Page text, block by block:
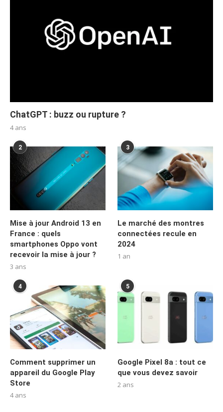
ChatGPT : buzz ou rupture ?
4 ans
2
Mise à jour Android 13 en
France : quels
smartphones Oppo vont
recevoir la mise à jour ?
3 ans
3
Le marché des montres
connectées recule en
2024
1 an
4
Comment supprimer un
appareil du Google Play
Store
4 ans
5
Google Pixel 8a : tout ce
que vous devez savoir
2 ans